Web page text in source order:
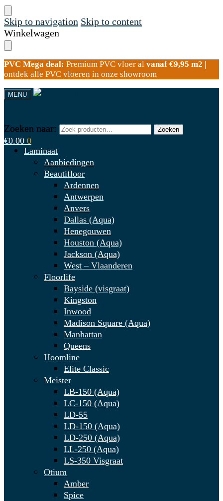
Skip to navigation Skip to content
Winkelwagen
PVC Mega deal: Premium PVC vloer al vanaf €9,95 m2 |
ontdek alle PVC vloeren in onze showroom
MENU
Zoeken naar: Zoeken
€0.00 0
Zoeken naar: Zoeken
Laminaat
Aanbiedingen
Beautifloor
Ardennen
Antwerpen
Anvers
Dallas (Aqua)
Henegouwen
Houston (Aqua)
Jackson (Aqua)
West – Vlaanderen
Floorlife
Bayside (visgraat)
Kingston
Inwood
Madison Square (Aqua)
Manhattan
Queens
Hoomline
Elite Classic
Meister
LB-150 (Aqua)
LC-150 (Aqua)
LD-55
LD-150 (Aqua)
LD-250 (Aqua)
LL-250 (Aqua)
LS-350 Visgraat
Otium
Amber
Spice